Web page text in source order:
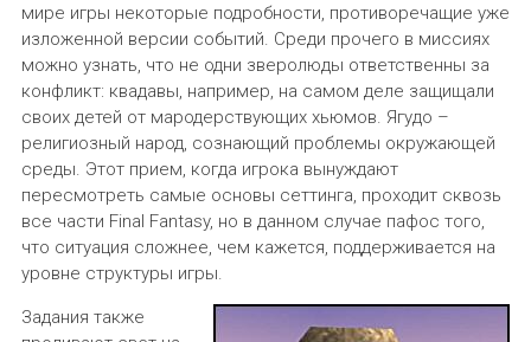
мире игры некоторые подробности, противоречащие уже
изложенной версии событий. Среди прочего в миссиях
можно узнать, что не одни зверолюды ответственны за
конфликт: квадавы, например, на самом деле защищали
своих детей от мародерствующих хьюмов. Ягудо –
религиозный народ, сознающий проблемы окружающей
среды. Этот прием, когда игрока вынуждают
пересмотреть самые основы сеттинга, проходит сквозь
все части Final Fantasy, но в данном случае пафос того,
что ситуация сложнее, чем кажется, поддерживается на
уровне структуры игры.
Задания также